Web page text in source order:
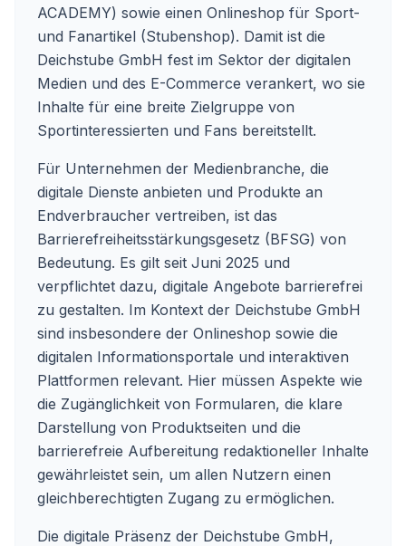
ACADEMY) sowie einen Onlineshop für Sport-
und Fanartikel (Stubenshop). Damit ist die
Deichstube GmbH fest im Sektor der digitalen
Medien und des E-Commerce verankert, wo sie
Inhalte für eine breite Zielgruppe von
Sportinteressierten und Fans bereitstellt.
Für Unternehmen der Medienbranche, die
digitale Dienste anbieten und Produkte an
Endverbraucher vertreiben, ist das
Barrierefreiheitsstärkungsgesetz (BFSG) von
Bedeutung. Es gilt seit Juni 2025 und
verpflichtet dazu, digitale Angebote barrierefrei
zu gestalten. Im Kontext der Deichstube GmbH
sind insbesondere der Onlineshop sowie die
digitalen Informationsportale und interaktiven
Plattformen relevant. Hier müssen Aspekte wie
die Zugänglichkeit von Formularen, die klare
Darstellung von Produktseiten und die
barrierefreie Aufbereitung redaktioneller Inhalte
gewährleistet sein, um allen Nutzern einen
gleichberechtigten Zugang zu ermöglichen.
Die digitale Präsenz der Deichstube GmbH,